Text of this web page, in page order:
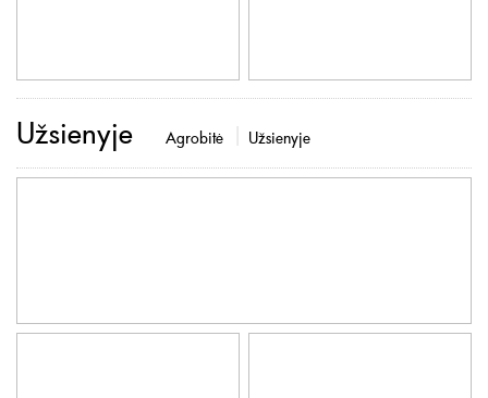
Užsienyje Agrobitė Užsienyje